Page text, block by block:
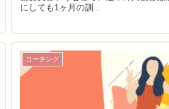
にしても1ヶ月の訓...
コーチング